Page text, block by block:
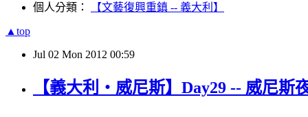
個人分類： 【文藝復興重鎮 -- 義大利】
▲top
Jul 02 Mon 2012 00:59
【義大利‧威尼斯】Day29 -- 威尼斯